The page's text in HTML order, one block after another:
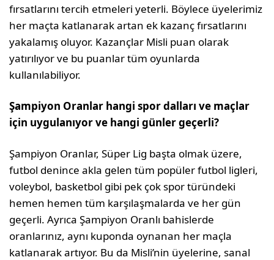
fırsatlarını tercih etmeleri yeterli. Böylece üyelerimiz
her maçta katlanarak artan ek kazanç fırsatlarını
yakalamış oluyor. Ka­zançlar Misli puan olarak
yatırılıyor ve bu puan­lar tüm oyunlarda
kullanılabiliyor.
Şampiyon Oranlar hangi spor dalları ve maçlar
için uygulanıyor ve hangi günler geçerli?
Şampiyon Oranlar, Süper Lig başta olmak üzere,
futbol denince akla gelen tüm popüler futbol lig­leri,
voleybol, basketbol gibi pek çok spor türün­deki
hemen hemen tüm karşılaşmalarda ve her gün
geçerli. Ayrıca Şampiyon Oranlı bahislerde
oranlarınız, aynı kuponda oynanan her maçla
katlanarak artıyor. Bu da Misli’nin üyelerine, sa­nal